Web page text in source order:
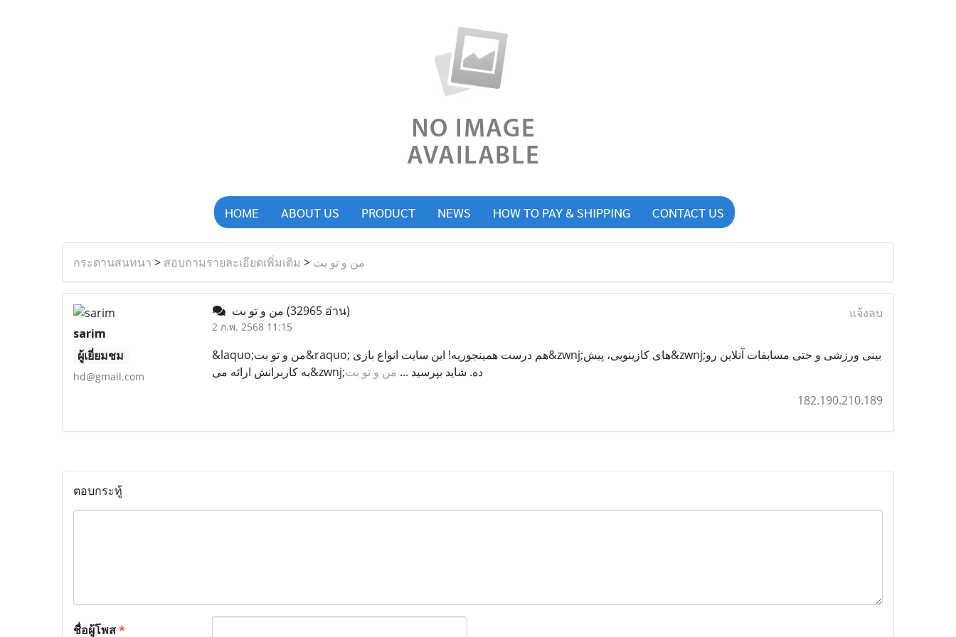
HOME ABOUT US PRODUCT NEWS HOW TO PAY & SHIPPING CONTACT US
กระดานสนทนา > สอบถามรายละเอียดเพิ่มเติม > من و تو بت
sarim
ผู้เยี่ยมชม
hd@gmail.com
(32965 อ่าน)
2 ก.พ. 2568 11:15
แจ้งลบ
&laquo;من و تو بت&raquo; هم درست همینجوریه! این سایت انواع بازی&zwnj;های کازینویی، پیش&zwnj;بینی ورزشی و حتی مسابقات آنلاین رو
به کاربرانش ارائه می&zwnj;ده. شاید بپرسید ... من و تو بت
182.190.210.189
ตอบกระทู้
ชื่อผู้โพส*